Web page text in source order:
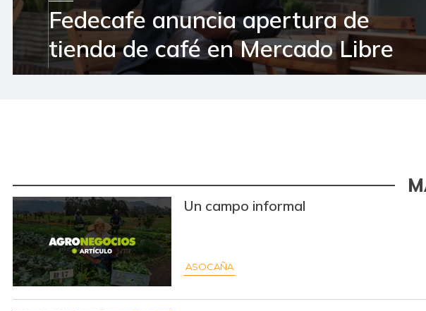
Fedecafe anuncia apertura de
tienda de café en Mercado Libre
Un campo informal
ASOCAÑA